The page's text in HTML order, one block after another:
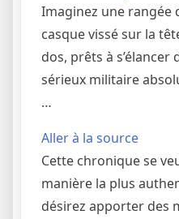
Imaginez une rangée
casque vissé sur la
dos, prêts à s’élancer
sérieux militaire
…
Aller à la source
Cette chronique se
manière la plus
désirez apporter des